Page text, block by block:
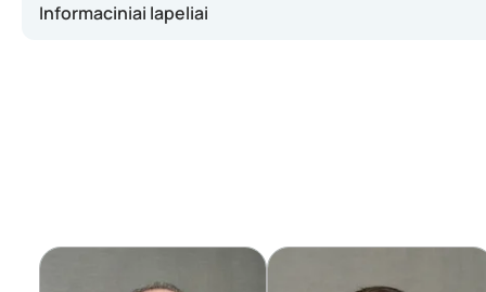
Informaciniai lapeliai